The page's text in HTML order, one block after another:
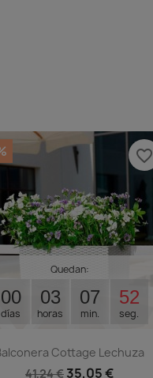
Quedan:
00
días
03
horas
07
min.
51
seg.
Cottage Lechuza
41,24 € 35,05 €
favorite_border